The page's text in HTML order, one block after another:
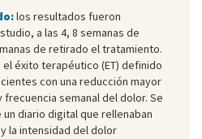
los resultados fueron
a las 4, 8 semanas de
de retirado el tratamiento.
éxito terapéutico (ET) definido
con una reducción mayor
semanal del dolor. Se
un diario digital que rellenaban
la intensidad del dolor